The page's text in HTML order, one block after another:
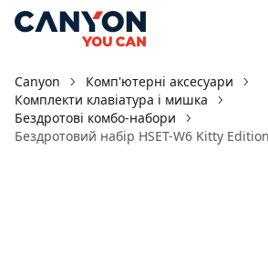
Canyon
Комп'ютерні аксесуари
Комплекти клавіатура і мишка
Бездротові комбо-набори
Бездротовий набір HSET-W6 Kitty Edition